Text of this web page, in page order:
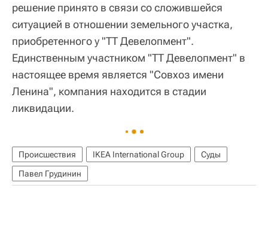
решение принято в связи со сложившейся
ситуацией в отношении земельного участка,
приобретенного у "ТТ Девелопмент".
Единственным участником "ТТ Девелопмент" в
настоящее время является "Совхоз имени
Ленина", компания находится в стадии
ликвидации.
Происшествия IKEA International Group
Суды
Павел Грудинин